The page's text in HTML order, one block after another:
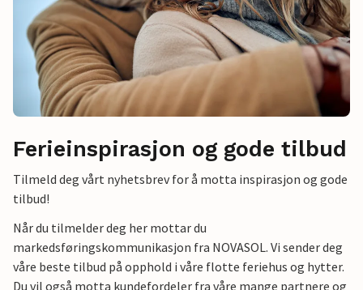
Ferieinspirasjon og gode tilbud
Tilmeld deg vårt nyhetsbrev for å motta inspirasjon og gode
tilbud!
Når du tilmelder deg her mottar du
markedsføringskommunikasjon fra NOVASOL. Vi sender deg
våre beste tilbud på opphold i våre flotte feriehus og hytter.
Du vil også motta kundefordeler fra våre mange partnere og